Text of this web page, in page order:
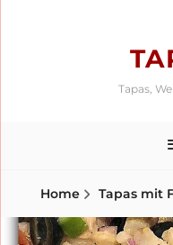
Tapas,
Home Tapas mit